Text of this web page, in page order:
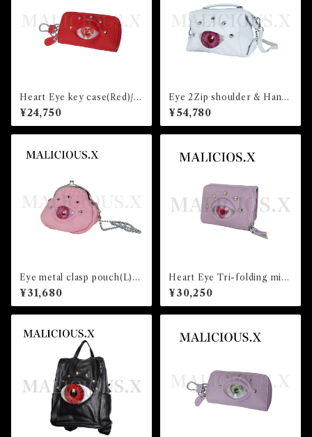
Heart Eye key case(Red)/ A
lbino red
¥24,750
Eye 2Zip shoulder & Hand
Bag（said ring)White/Albin
o pink
¥54,780
Eye metal clasp pouch(L)Li
ght pink /Albino pink
¥31,680
Heart Eye Tri-folding mini
wallet(Light Violet) /Albino
pink
¥30,250